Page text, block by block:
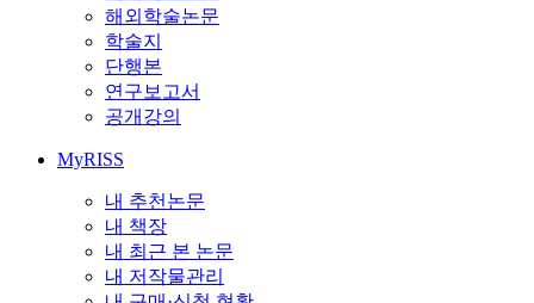
해외학술논문
학술지
단행본
연구보고서
공개강의
MyRISS
내 추천논문
내 책장
내 최근 본 논문
내 저작물관리